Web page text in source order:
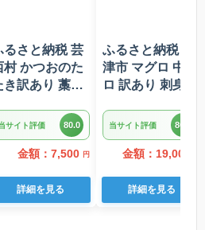
るさと納税 芸
村 かつおのた
き訳あり 藁焼
【KYF027】
サイト評価 80.0
金額：7,500 円
詳細を見る
ふるさと納税 焼
津市 マグロ 中ト
ロ 訳あり 刺身 ミ
ロ 切り落とし 約
700g(a18-110)
当サイト評価 80.0
金額：19,000
詳細を見る